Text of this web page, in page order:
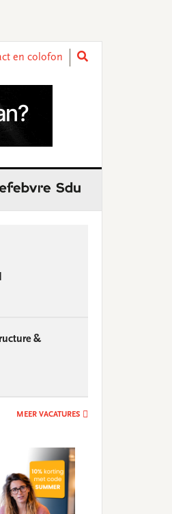
en colofon
&
MEER VACATURES